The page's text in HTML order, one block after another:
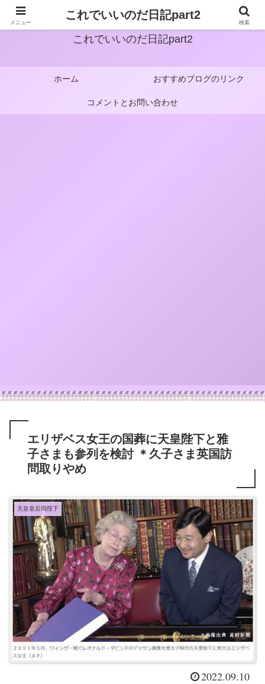
これでいいのだ日記part2
ホーム おすすめブログのリンク
コメントとお問い合わせ
エリザベス女王の国葬に天皇陛下と雅
子さまも参列を検討 ＊久子さま英国訪
問取りやめ
天皇皇后両陛下
2022.09.10
メニュー
これでいいのだ日記part2
検索